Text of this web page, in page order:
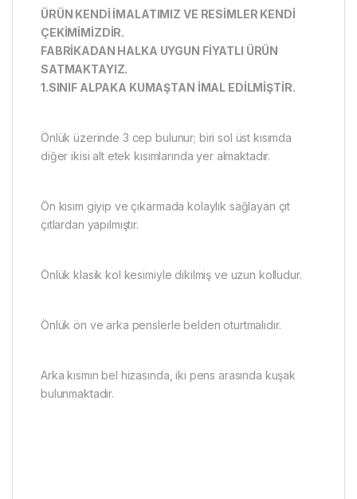
ÜRÜN KENDİ İMALATIMIZ VE RESİMLER KENDİ
ÇEKİMİMİZDİR.
FABRİKADAN HALKA UYGUN FİYATLI ÜRÜN
SATMAKTAYIZ.
1.SINIF ALPAKA KUMAŞTAN İMAL EDİLMİŞTİR.
Önlük üzerinde 3 cep bulunur; biri sol üst kısımda
diğer ikisi alt etek kısımlarında yer almaktadır.
Ön kısım giyip ve çıkarmada kolaylık sağlayan çıt
çıtlardan yapılmıştır.
Önlük klasik kol kesimiyle dikilmiş ve uzun kolludur.
Önlük ön ve arka penslerle belden oturtmalıdır.
Arka kısmın bel hizasında, iki pens arasında kuşak
bulunmaktadır.